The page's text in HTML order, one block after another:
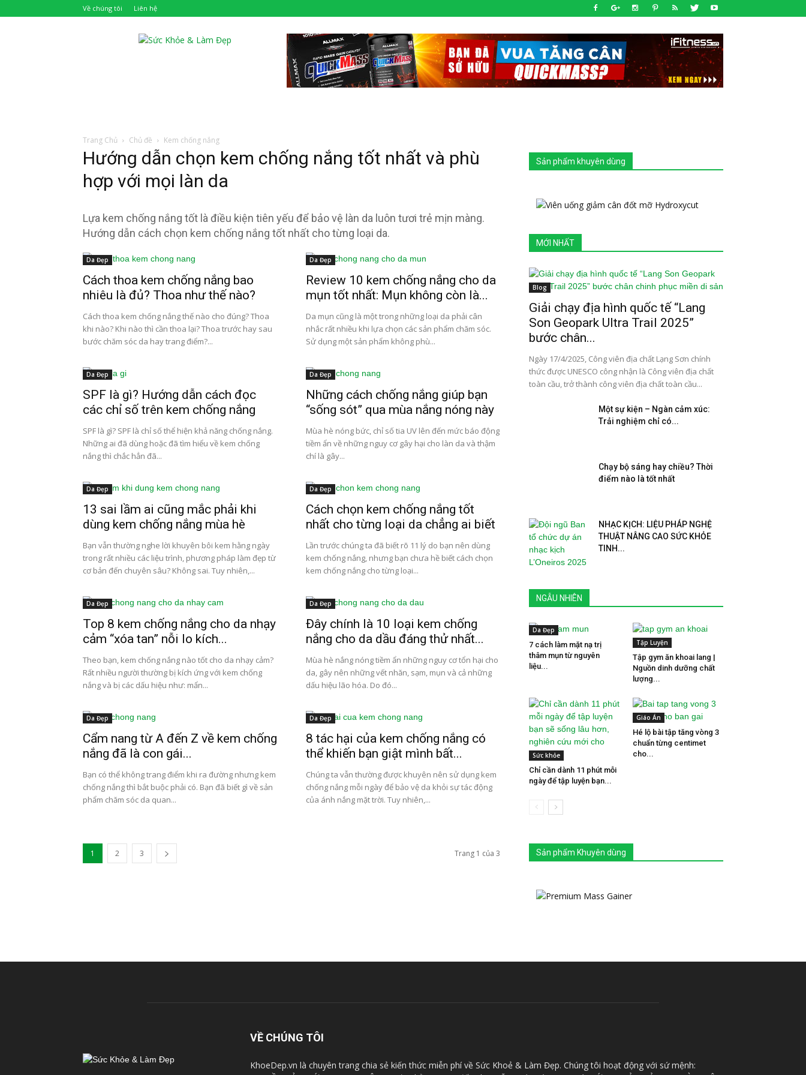
Về chúng tôi Liên hệ
Trang Chủ Chủ đề Kem chống nắng
Hướng dẫn chọn kem chống nắng tốt nhất và phù
hợp với mọi làn da
Lựa kem chống nắng tốt là điều kiện tiên yếu để bảo vệ làn da luôn tươi trẻ mịn màng.
Hướng dẫn cách chọn kem chống nắng tốt nhất cho từng loại da.
Da Đẹp
Cách thoa kem chống nắng bao
nhiêu là đủ? Thoa như thế nào?
Cách thoa kem chống nắng thế nào cho đúng? Thoa
khi nào? Khi nào thì cần thoa lại? Thoa trước hay sau
bước chăm sóc da hay trang điểm?...
Da Đẹp
Review 10 kem chống nắng cho da
mụn tốt nhất: Mụn không còn là...
Da mụn cũng là một trong những loại da phải cân
nhắc rất nhiều khi lựa chọn các sản phẩm chăm sóc.
Sử dụng một sản phẩm không phù...
Da Đẹp
SPF là gì? Hướng dẫn cách đọc
các chỉ số trên kem chống nắng
SPF là gì? SPF là chỉ số thể hiện khả năng chống nắng.
Những ai đã dùng hoặc đã tìm hiểu về kem chống
nắng thì chắc hẳn đã...
Da Đẹp
Những cách chống nắng giúp bạn
“sống sót” qua mùa nắng nóng này
Mùa hè nóng bức, chỉ số tia UV lên đến mức báo động
tiềm ẩn về những nguy cơ gây hại cho làn da và thậm
chí là gây...
Da Đẹp
13 sai lầm ai cũng mắc phải khi
dùng kem chống nắng mùa hè
Bạn vẫn thường nghe lời khuyên bôi kem hằng ngày
trong rất nhiều các liệu trình, phương pháp làm đẹp từ
cơ bản đến chuyên sâu? Không sai. Tuy nhiên,...
Da Đẹp
Cách chọn kem chống nắng tốt
nhất cho từng loại da chẳng ai biết
Lần trước chúng ta đã biết rõ 11 lý do bạn nên dùng
kem chống nắng, nhưng bạn chưa hề biết cách chọn
kem chống nắng cho từng loại...
Da Đẹp
Top 8 kem chống nắng cho da nhạy
cảm “xóa tan” nỗi lo kích...
Theo bạn, kem chống nắng nào tốt cho da nhạy cảm?
Rất nhiều người thường bị kích ứng với kem chống
nắng và bị các dấu hiệu như: mẩn...
Da Đẹp
Đây chính là 10 loại kem chống
nắng cho da dầu đáng thử nhất...
Mùa hè nắng nóng tiềm ẩn những nguy cơ tổn hại cho
da, gây nên những vết nhăn, sạm, mụn và cả những
dấu hiệu lão hóa. Do đó...
Da Đẹp
Cẩm nang từ A đến Z về kem chống
nắng đã là con gái...
Bạn có thể không trang điểm khi ra đường nhưng kem
chống nắng thì bắt buộc phải có. Bạn đã biết gì về sản
phẩm chăm sóc da quan...
Da Đẹp
8 tác hại của kem chống nắng có
thể khiến bạn giật mình bất...
Chúng ta vẫn thường được khuyên nên sử dụng kem
chống nắng mỗi ngày để bảo vệ da khỏi sự tác động
của ánh nắng mặt trời. Tuy nhiên,...
1 2 3 Trang 1 của 3
Sản phẩm khuyên dùng
MỚI NHẤT
Blog
Giải chạy địa hình quốc tế “Lang
Son Geopark Ultra Trail 2025”
bước chân...
Ngày 17/4/2025, Công viên địa chất Lạng Sơn chính
thức được UNESCO công nhận là Công viên địa chất
toàn cầu, trở thành công viên địa chất toàn cầu...
Một sự kiện – Ngàn cảm xúc:
Trải nghiệm chỉ có...
Chạy bộ sáng hay chiều? Thời
điểm nào là tốt nhất
NHẠC KỊCH: LIỆU PHÁP NGHỆ
THUẬT NÂNG CAO SỨC KHỎE
TINH...
NGẪU NHIÊN
Da Đẹp
7 cách làm mặt nạ trị
thâm mụn từ nguyên
liệu...
Tập Luyện
Tập gym ăn khoai lang |
Nguồn dinh dưỡng chất
lượng...
Sức khỏe
Chỉ cần dành 11 phút mỗi
ngày để tập luyện bạn...
Giáo Án
Hé lộ bài tập tăng vòng 3
chuẩn từng centimet
cho...
Sản phẩm Khuyên dùng
VỀ CHÚNG TÔI
KhoeDep.vn là chuyên trang chia sẻ kiến thức miễn phí về Sức Khoẻ & Làm Đẹp. Chúng tôi hoạt động với sứ mệnh: